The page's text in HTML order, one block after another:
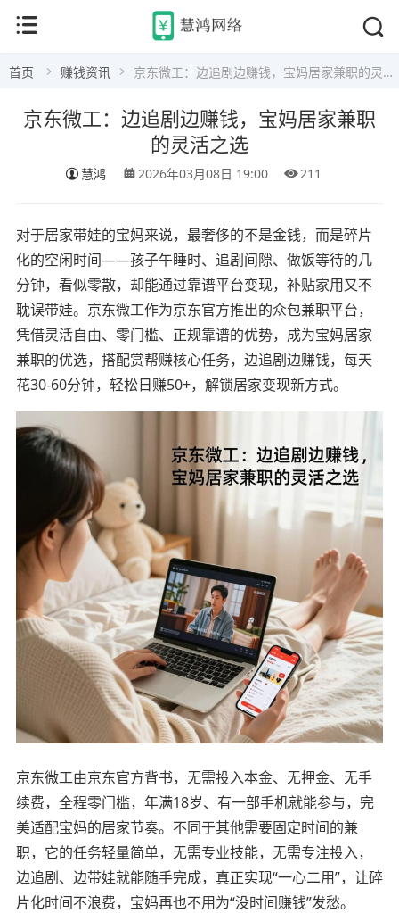
首页 赚钱资讯 京东微工：边追剧边赚钱，宝妈居家兼职的灵活之选
京东微工：边追剧边赚钱，宝妈居家兼职
的灵活之选
慧鸿 2026年03月08日 19:00 211
对于居家带娃的宝妈来说，最奢侈的不是金钱，而是碎片
化的空闲时间——孩子午睡时、追剧间隙、做饭等待的几
分钟，看似零散，却能通过靠谱平台变现，补贴家用又不
耽误带娃。京东微工作为京东官方推出的众包兼职平台，
凭借灵活自由、零门槛、正规靠谱的优势，成为宝妈居家
兼职的优选，搭配赏帮赚核心任务，边追剧边赚钱，每天
花30-60分钟，轻松日赚50+，解锁居家变现新方式。
京东微工由京东官方背书，无需投入本金、无押金、无手
续费，全程零门槛，年满18岁、有一部手机就能参与，完
美适配宝妈的居家节奏。不同于其他需要固定时间的兼
职，它的任务轻量简单，无需专业技能，无需专注投入，
边追剧、边带娃就能随手完成，真正实现“一心二用”，让碎
片化时间不浪费，宝妈再也不用为“没时间赚钱”发愁。